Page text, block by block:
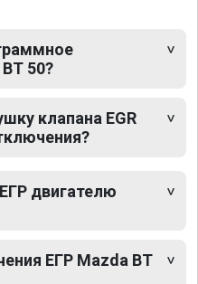
50?
клапана EGR
двигателю
ЕГР Mazda BT